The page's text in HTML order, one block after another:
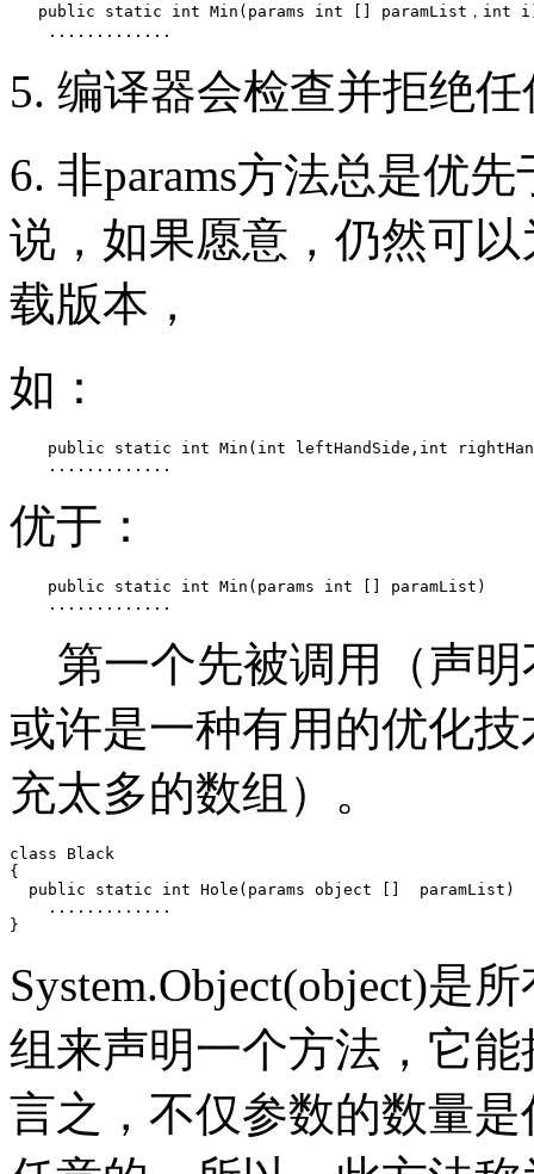
public static int Min(params int [] paramList，int
    .............
5. 编译器会检查并拒绝
6. 非params方法总是优
说，如果愿意，仍然可
载版本，
如：
public static int Min(int leftHandSide,int
.............
优于：
    public static int Min(params int [] paramList)
    .............
第一个先被调用（声明
或许是一种有用的优化
充太多的数组）。
class Black
{
  public static int Hole(params object []  paramList)
    .............
}
System.Object(object)是
组来声明一个方法，它
言之，不仅参数的数量